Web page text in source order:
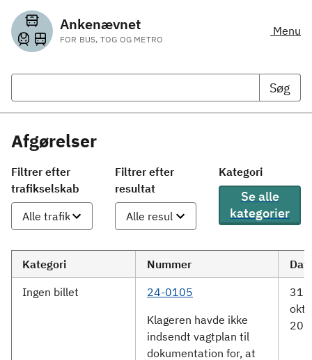
Ankenævnet
FOR BUS, TOG OG METRO
Menu
Søg
Afgørelser
Filtrer efter
trafikselskab
Filtrer efter
resultat
Kategori
Se alle
kategorier
Kategori Nummer
Ingen billet
24-0105
Klageren havde ikke
indsendt vagtplan til
dokumentation for, at
31.